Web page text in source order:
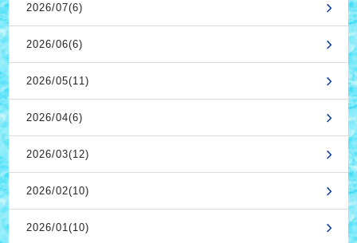
2026/07(6)
2026/06(6)
2026/05(11)
2026/04(6)
2026/03(12)
2026/02(10)
2026/01(10)